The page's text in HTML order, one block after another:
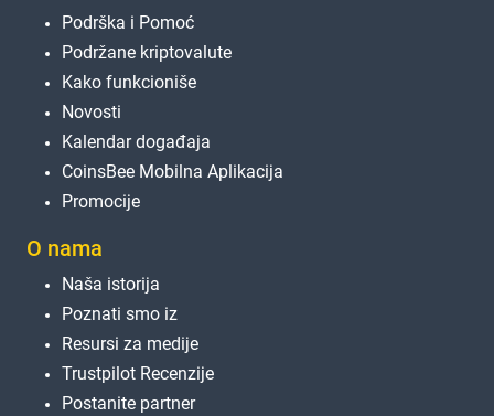
Podrška i Pomoć
Podržane kriptovalute
Kako funkcioniše
Novosti
Kalendar događaja
CoinsBee Mobilna Aplikacija
Promocije
O nama
Naša istorija
Poznati smo iz
Resursi za medije
Trustpilot Recenzije
Postanite partner